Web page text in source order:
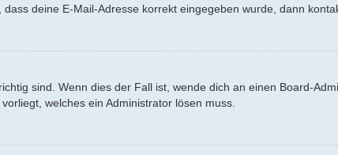
deine E-Mail-Adresse korrekt eingegeben wurde, dann
sind. Wenn dies der Fall ist, wende dich an einen Board-
welches ein Administrator lösen muss.